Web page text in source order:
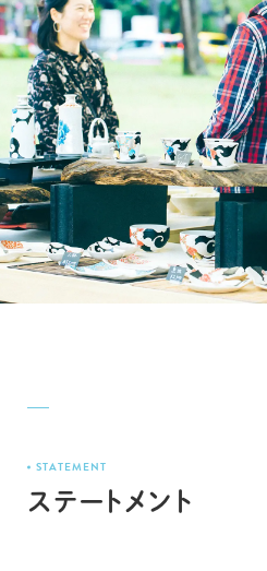
ステートメント
STATEMENT